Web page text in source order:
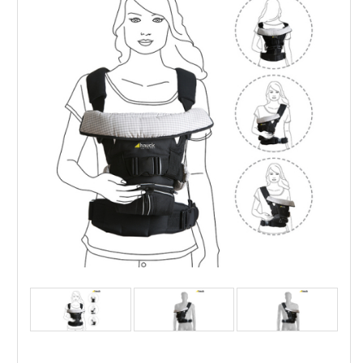
човек. Това прави много по-лесно изкачването
по стълбите, возенете в автобуса или грижата
за домашните работи. Раницата е особено лека
и сгъваема,
така че можете да я вземете навсякъде.. Тя
гарантира на вашето детенце чувство за
сигурност и расте заедно с него.
Напълно подплатена, така че детето ви да може
да седи удобно и да го носите в комфорт, без да
ви наранява гърба. Също така има луксозно
залепване,
което предпазва главата, врата и гърба на
детето ви. Страничната подложка в областта на
регулиране на ширината.
Подплатената зона на тазобедрената част може
да бъде индивидуално регулирана със